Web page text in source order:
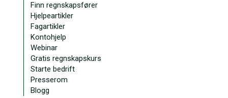
Finn regnskapsfører
Hjelpeartikler
Fagartikler
Kontohjelp
Webinar
Gratis regnskapskurs
Starte bedrift
Presserom
Blogg